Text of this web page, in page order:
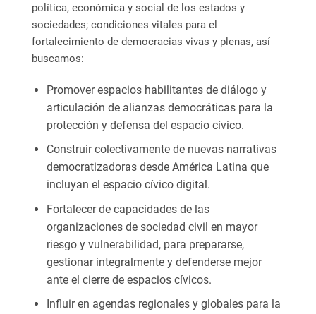
política, económica y social de los estados y
sociedades; condiciones vitales para el
fortalecimiento de democracias vivas y plenas, así
buscamos:
Promover espacios habilitantes de diálogo y
articulación de alianzas democráticas para la
protección y defensa del espacio cívico.
Construir colectivamente de nuevas narrativas
democratizadoras desde América Latina que
incluyan el espacio cívico digital.
Fortalecer de capacidades de las
organizaciones de sociedad civil en mayor
riesgo y vulnerabilidad, para prepararse,
gestionar integralmente y defenderse mejor
ante el cierre de espacios cívicos.
Influir en agendas regionales y globales para la